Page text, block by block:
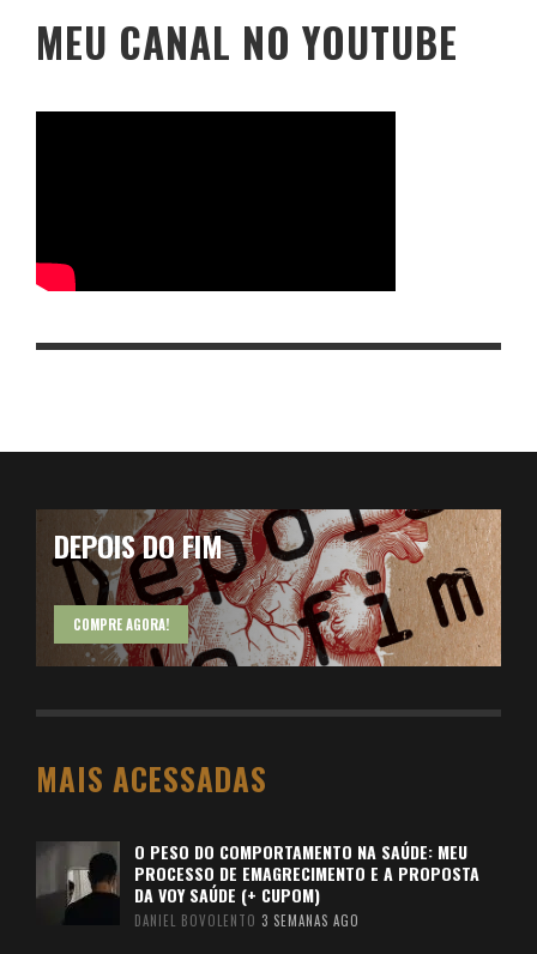
MEU CANAL NO YOUTUBE
DEPOIS DO FIM
COMPRE AGORA!
MAIS ACESSADAS
O PESO DO COMPORTAMENTO NA SAÚDE: MEU
PROCESSO DE EMAGRECIMENTO E A PROPOSTA
DA VOY SAÚDE (+ CUPOM)
DANIEL BOVOLENTO 3 SEMANAS AGO